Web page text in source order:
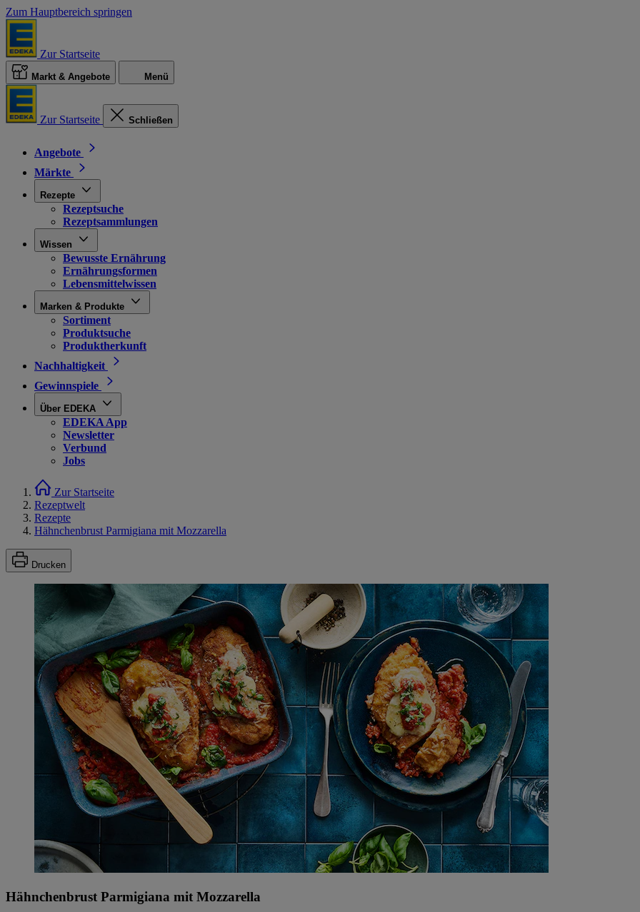
Zum Hauptbereich springen
Zur Startseite
Markt & Angebote Menü
Zur Startseite Schließen
Angebote
Märkte
Rezepte
Rezeptsuche
Rezeptsammlungen
Wissen
Bewusste Ernährung
Ernährungsformen
Lebensmittelwissen
Marken & Produkte
Sortiment
Produktsuche
Produktherkunft
Nachhaltigkeit
Gewinnspiele
Über EDEKA
EDEKA App
Newsletter
Verbund
Jobs
Zur Startseite
Rezeptwelt
Rezepte
Hähnchenbrust Parmigiana mit Mozzarella
Drucken
Hähnchenbrust Parmigiana mit Mozzarella